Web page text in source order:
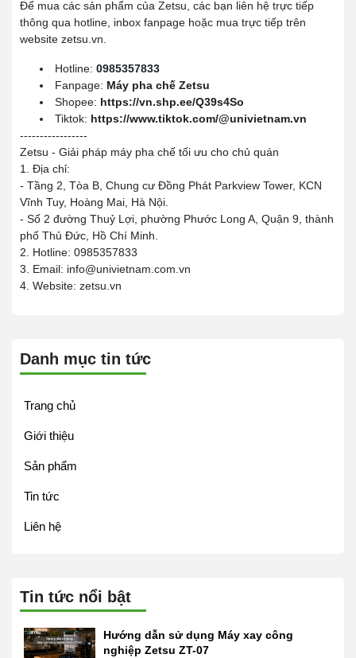
Để mua các sản phẩm của Zetsu, các bạn liên hệ trực tiếp
thông qua hotline, inbox fanpage hoặc mua trực tiếp trên
website zetsu.vn.
Hotline: 0985357833
Fanpage: Máy pha chế Zetsu
Shopee: https://vn.shp.ee/Q39s4So
Tiktok: https://www.tiktok.com/@univietnam.vn
-----------------
Zetsu - Giải pháp máy pha chế tối ưu cho chủ quán
1. Địa chỉ:
- Tầng 2, Tòa B, Chung cư Đồng Phát Parkview Tower, KCN
Vĩnh Tuy, Hoàng Mai, Hà Nội.
- Số 2 đường Thuỷ Lợi, phường Phước Long A, Quận 9, thành
phố Thủ Đức, Hồ Chí Minh.
2. Hotline: 0985357833
3. Email: info@univietnam.com.vn
4. Website: zetsu.vn
Danh mục tin tức
Trang chủ
Giới thiệu
Sản phẩm
Tin tức
Liên hệ
Tin tức nổi bật
Hướng dẫn sử dụng Máy xay công
nghiệp Zetsu ZT-07